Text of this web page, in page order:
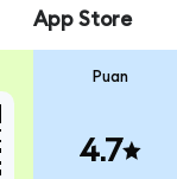
App Store
Puan
4.7